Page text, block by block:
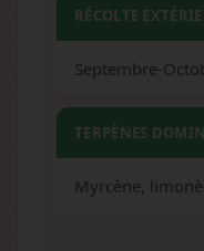
RÉCOLTE
Septembre-
TERPÈNES
Myrcène,